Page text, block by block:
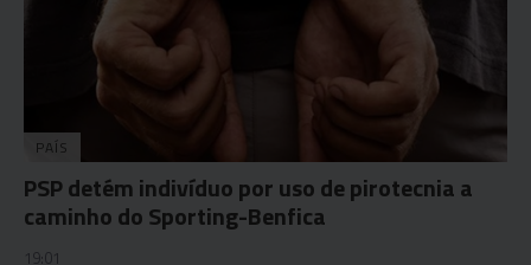
PAÍS
PSP detém indivíduo por uso de pirotecnia a
caminho do Sporting-Benfica
19:01